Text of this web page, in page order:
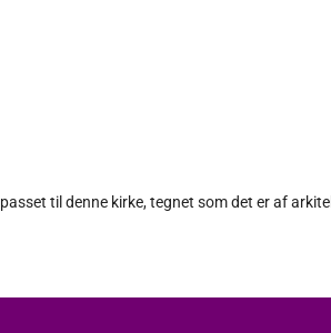
til denne kirke, tegnet som det er af